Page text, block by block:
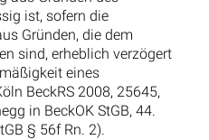
ist, sofern die
Gründen, die dem
sind, erheblich verzögert
eines
BeckRS 2008, 25645,
in BeckOK StGB, 44.
§ 56f Rn. 2).